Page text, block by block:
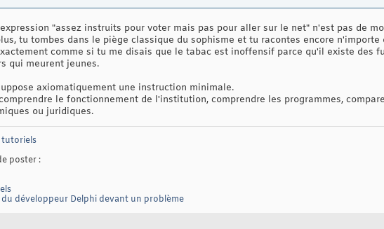
"assez instruits pour voter mais pas pour aller sur le net" n'est pas de
tu tombes dans le piège classique du sophisme et tu racontes encore n'importe
comme si tu me disais que le tabac est inoffensif parce qu'il existe des
qui meurent jeunes.
axiomatiquement une instruction minimale.
le fonctionnement de l'institution, comprendre les programmes,
ou juridiques.
tutoriels
poster :
du développeur Delphi devant un problème